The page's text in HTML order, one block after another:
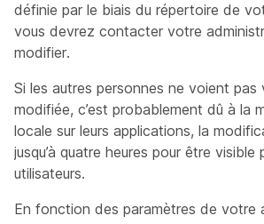
définie par le biais du répertoire de
vous devrez contacter votre
modifier.
Si les autres personnes ne voient pas
modifiée, c’est probablement dû à la
locale sur leurs applications, la
jusqu’à quatre heures pour être visible
utilisateurs.
En fonction des paramètres de votre